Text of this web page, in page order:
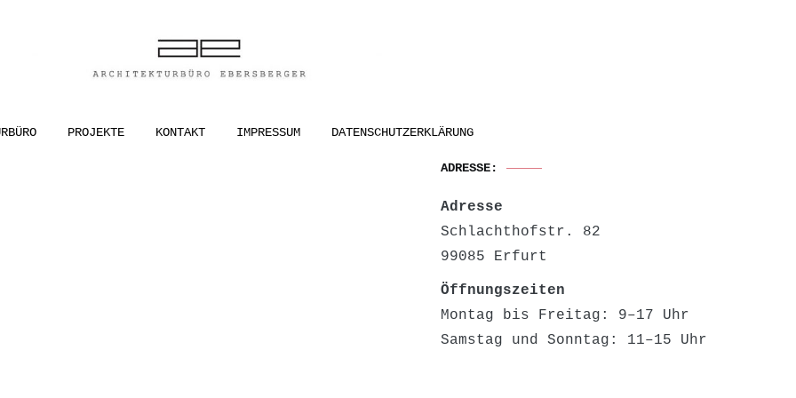
PROJEKTE KONTAKT IMPRESSUM DATENSCHUTZERKLÄRUNG
ADRESSE:
Adresse
Schlachthofstr. 82
99085 Erfurt
Öffnungszeiten
Montag bis Freitag: 9–17 Uhr
Samstag und Sonntag: 11–15 Uhr